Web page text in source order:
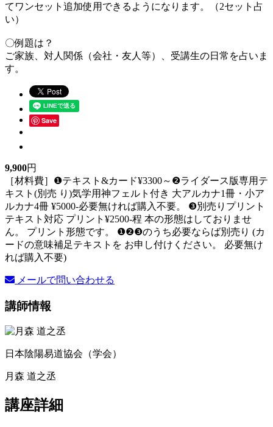
てワンセット追加使用できるようになります。（2セット占
い）
〇例題は？
ご家族、対人関係（会社・友人等）、受講生の日常を占いま
す。
Save
9,900円
［材料費］❶テキスト&カード¥3300～❷ライダース版専用テ
キスト(別売 り)気学用神フェルト付き 大アルカナ1冊・小ア
ルカナ4冊 ¥5000-必要無ければ購入不要。 ❸別売りプリント
テキスト対応 プリント¥2500-程 本の形態はしておりませ
ん。 プリント形態です。 ❶❷❸のうち必要ならば別売り (カ
ードの意味補足テキストを お申し付けください。 必要無け
れば購入不要)
メールで問い合わせる
講師情報
日本陰陽易道協会（学会）
月森 道之丞
講座詳細